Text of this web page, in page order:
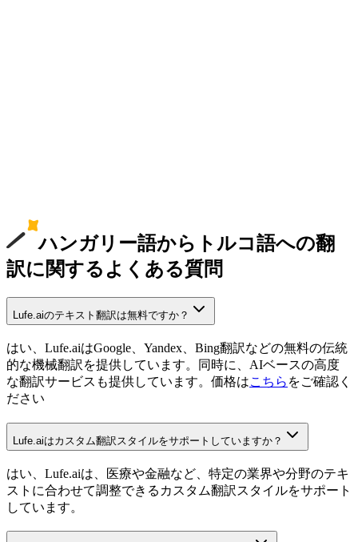
ハンガリー語からトルコ語への翻
訳に関するよくある質問
Lufe.aiのテキスト翻訳は無料ですか？
はい、Lufe.aiはGoogle、Yandex、Bing翻訳などの無料の伝統
的な機械翻訳を提供しています。同時に、AIベースの高度
な翻訳サービスも提供しています。価格はこちら をご確認く
ださい
Lufe.aiはカスタム翻訳スタイルをサポートしていますか？
はい、Lufe.aiは、医療や金融など、特定の業界や分野のテキ
ストに合わせて調整できるカスタム翻訳スタイルをサポート
しています。